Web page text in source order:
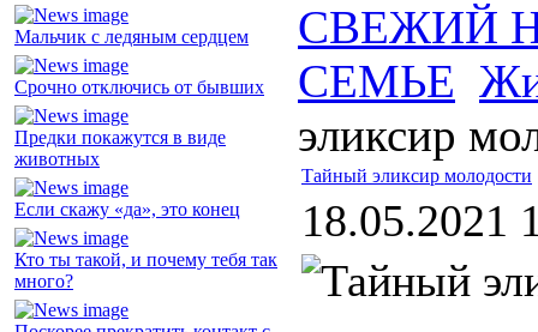
Мальчик с ледяным сердцем
Срочно отключись от бывших
Предки покажутся в виде
животных
Если скажу «да», это конец
Кто ты такой, и почему тебя так
много?
СВЕЖИЙ
СЕМЬЕ
эликсир
Тайный эликсир молодости
18.05.2021